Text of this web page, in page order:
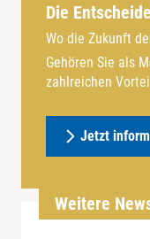
Die
Wo die Zukunft
Gehören Sie als
zahlreichen
Jetzt
Weitere